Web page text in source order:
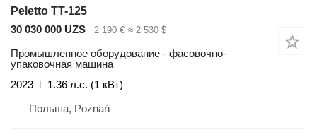
Peletto TT-125
30 030 000 UZS
2 190 € ≈ 2 530 $
Промышленное оборудование - фасовочно-
упаковочная машина
2023
1.36 л.с. (1 кВт)
Польша, Poznań